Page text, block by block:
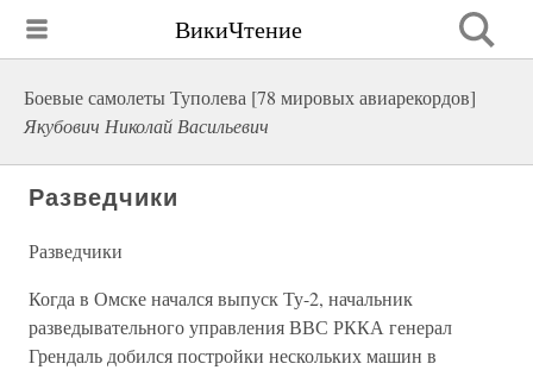
ВикиЧтение
Боевые самолеты Туполева [78 мировых авиарекордов]
Якубович Николай Васильевич
Разведчики
Разведчики
Когда в Омске начался выпуск Ту-2, начальник
разведывательного управления ВВС РККА генерал
Грендаль добился постройки нескольких машин в